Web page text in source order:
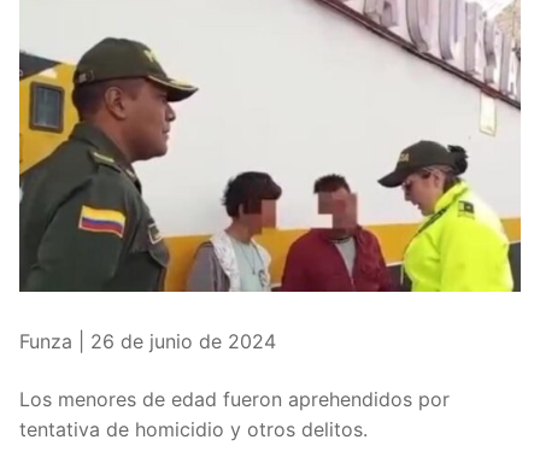
Funza | 26 de junio de 2024
Los menores de edad fueron aprehendidos por
tentativa de homicidio y otros delitos.